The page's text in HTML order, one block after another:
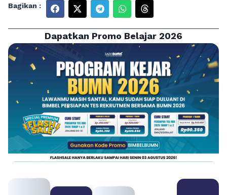
Bagikan :
Dapatkan Promo Belajar 2026